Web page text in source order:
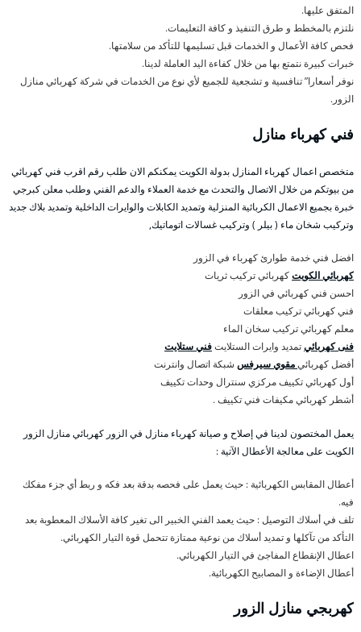
المتفق عليها.
نلتزم بالمخطط و طرق التنفيذ و كافة التعليمات.
فحص كافة الأعمال و الخدمات قبل تسليمها للتأكد من سلامتها.
خبرات كبيرة نتمتع بها من خلال كفاءة اليد العاملة لدينا.
نوفر أسعارا” تنافسية و تشجعية للجميع لأي نوع من الخدمات في شركة كهربائي منازل
الزور.
فني كهرباء منازل
متخصص اعمال كهرباء المنازل بدولة الكويت يمكنكم الان طلب رقم اقرب فني كهربائي
من بيوتكم من خلال الاتصال والتحدث مع خدمة العملاء والدعم الفني وطلب معلن كبرجي
خبرة بجميع الاعمال الكربائية المنزلية وتمديد الكابلات والوايرات الداخلية وتمديد بلاك جديد
وتركيب شخان ماء ( بيلر ) وتركيب غسالات اتوماتيك,
افضل فني خدمة طوارئ كهرباء في الزور
كهربائي الكويتكهربائي تركيب ثريات
احسن فني كهربائي في الزور
فني كهربائي تركيب معلقات
معلم كهربائي تركيب سخان الماء
فنى كهربائيتمديد وايرات الستلايتفني ستلايت
أفضل كهربائيمقوي سيرفس شبكة اتصال وانترنت
أول كهربائي تكييف مركزي سنترال وحدات تكييف
أشطر كهربائي مكيفات فني تكييف .
يعمل المختصون لدينا في إصلاح و صيانة كهرباء منازل في الزور كهربائي منازل الزور
الكويت على معالجة الأعطال الآتية :
أعطال المقابس الكهربائية : حيث يعمل على فحصه بدقة بعد فكه و ربط أي جزء مفكك
فيه.
تلف في أسلاك التوصيل : حيث يعمد الفني الخبير الى تغير كافة الأسلاك المعطوبة بعد
التأكد من تآكلها و تمديد أسلاك من نوعية ممتازة تتحمل قوة التيار الكهربائي.
اعطال الإنقطاع المفاجئ في التيار الكهربائي.
أعطال الإضاءة و المصابيح الكهربائية.
كهربجي منازل الزور